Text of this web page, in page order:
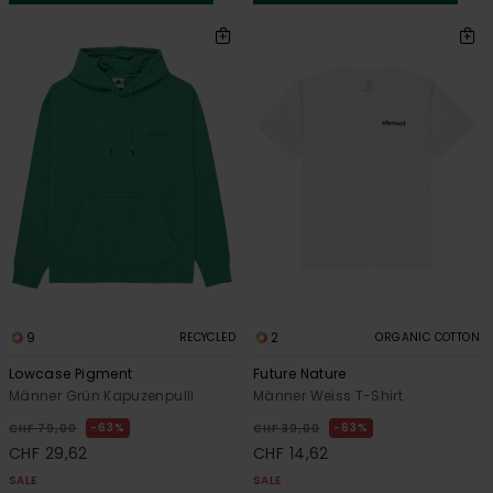
9 RECYCLED
Lowcase Pigment
Männer Grün Kapuzenpulli
CHF 79,00 63%
CHF 29,62
SALE
2 ORGANIC COTTON
Future Nature
Männer Weiss T-Shirt
CHF 39,00 63%
CHF 14,62
SALE